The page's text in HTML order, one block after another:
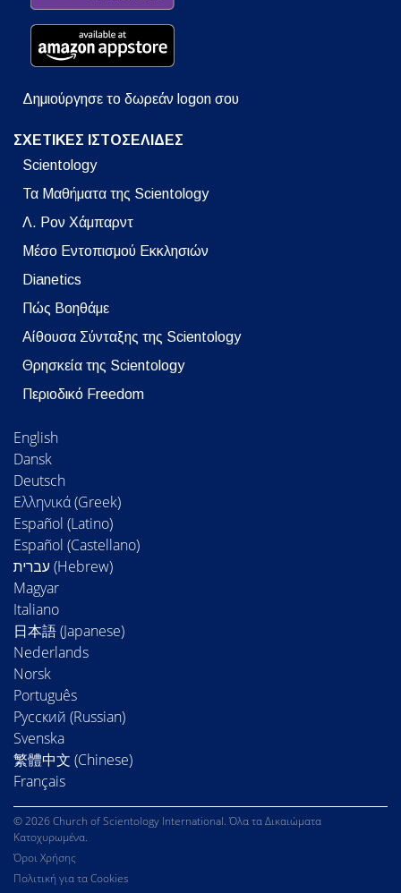
Δημιούργησε το δωρεάν logon σου
ΣΧΕΤΙΚΕΣ ΙΣΤΟΣΕΛΙΔΕΣ
Scientology
Τα Μαθήματα της Scientology
Λ. Ρον Χάμπαρντ
Μέσο Εντοπισμού Εκκλησιών
Dianetics
Πώς Βοηθάμε
Αίθουσα Σύνταξης της Scientology
Θρησκεία της Scientology
Περιοδικό Freedom
English
Dansk
Deutsch
Ελληνικά (Greek)
Español (Latino)
Español (Castellano)
Magyar
Italiano
日本語 (Japanese)
Nederlands
Norsk
Português
Русский (Russian)
Svenska
繁體中文 (Chinese)
Français
© 2026 Church of Scientology International. Όλα τα Δικαιώματα
Κατοχυρωμένα.
Όροι Χρήσης
Πολιτική για τα Cookies